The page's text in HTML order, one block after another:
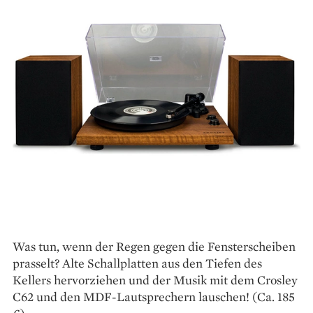
Was tun, wenn der Regen gegen die Fensterscheiben
prasselt? Alte Schallplatten aus den Tiefen des
Kellers hervorziehen und der Musik mit dem Crosley
C62 und den MDF-Laut­sprechern lauschen! (Ca. 185